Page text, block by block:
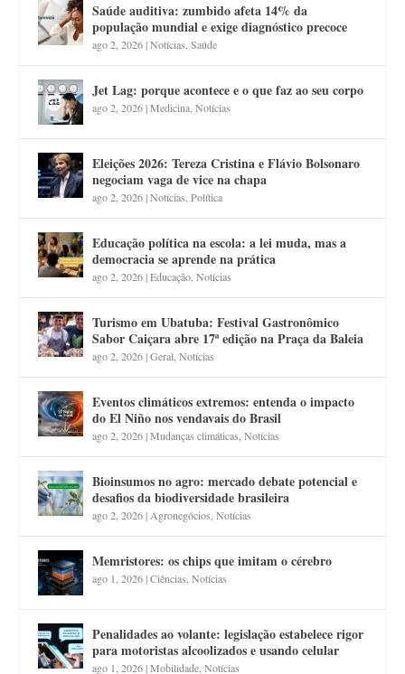
Saúde auditiva: zumbido afeta 14% da
população mundial e exige diagnóstico precoce
ago 2, 2026|Notícias,Saúde
Jet Lag: porque acontece e o que faz ao seu corpo
ago 2, 2026|Medicina,Notícias
Eleições 2026: Tereza Cristina e Flávio Bolsonaro
negociam vaga de vice na chapa
ago 2, 2026|Notícias,Política
Educação política na escola: a lei muda, mas a
democracia se aprende na prática
ago 2, 2026|Educação,Notícias
Turismo em Ubatuba: Festival Gastronômico
Sabor Caiçara abre 17ª edição na Praça da Baleia
ago 2, 2026|Geral,Notícias
Eventos climáticos extremos: entenda o impacto
do El Niño nos vendavais do Brasil
ago 2, 2026|Mudanças climáticas,Notícias
Bioinsumos no agro: mercado debate potencial e
desafios da biodiversidade brasileira
ago 2, 2026|Agronegócios,Notícias
Memristores: os chips que imitam o cérebro
ago 1, 2026|Ciências,Notícias
Penalidades ao volante: legislação estabelece rigor
para motoristas alcoolizados e usando celular
ago 1, 2026|Mobilidade,Notícias